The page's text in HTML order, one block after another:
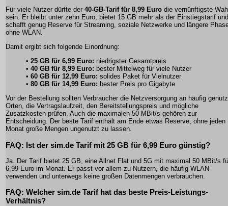
Für viele Nutzer dürfte der 40-GB-Tarif für 8,99 Euro die vernünftigste
sein. Er bleibt unter zehn Euro, bietet 15 GB mehr als der Einstiegstarif und
schafft genug Reserve für Streaming, soziale Netzwerke und längere
ohne WLAN.
Damit ergibt sich folgende Einordnung:
• 25 GB für 6,99 Euro: niedrigster Gesamtpreis
• 40 GB für 8,99 Euro: bester Mittelweg für viele Nutzer
• 60 GB für 12,99 Euro: solides Paket für Vielnutzer
• 80 GB für 14,99 Euro: bester Preis pro Gigabyte
Vor der Bestellung sollten Verbraucher die Netzversorgung an häufig
Orten, die Vertragslaufzeit, den Bereitstellungspreis und mögliche
Zusatzkosten prüfen. Auch die maximalen 50 MBit/s gehören zur
Entscheidung. Der beste Tarif enthält am Ende etwas Reserve, ohne jeden
Monat große Mengen ungenutzt zu lassen.
FAQ: Ist der sim.de Tarif mit 25 GB für 6,99 Euro günstig?
Ja. Der Tarif bietet 25 GB, eine Allnet Flat und 5G mit maximal 50 MBit/s
6,99 Euro im Monat. Er passt vor allem zu Nutzern, die häufig WLAN
verwenden und unterwegs keine großen Datenmengen verbrauchen.
FAQ: Welcher sim.de Tarif hat das beste Preis-Leistungs-
Verhältnis?